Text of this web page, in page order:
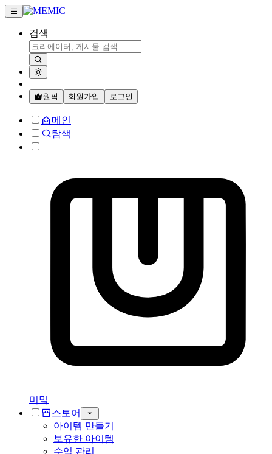
검색
원픽 회원가입 로그인
메인
탐색
미밐
스토어
아이템 만들기
보유한 아이템
수익 관리